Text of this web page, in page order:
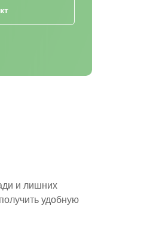
и лишних
удобную